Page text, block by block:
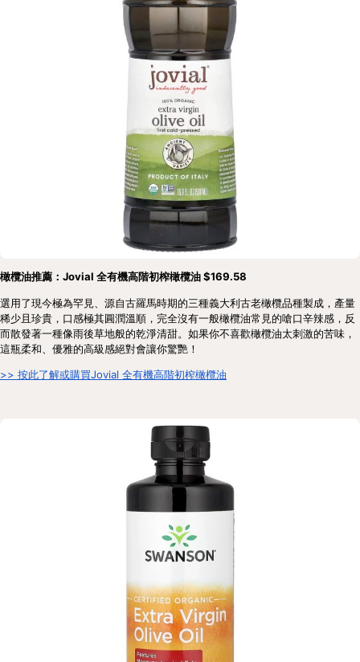
橄欖油推薦：Jovial 全有機高階初榨橄欖油 $169.58
選用了現今極為罕見、源自古羅馬時期的三種義大利古老橄欖品種製成，產量
稀少且珍貴，口感極其圓潤溫順，完全沒有一般橄欖油常見的嗆口辛辣感，反
而散發著一種像雨後草地般的乾淨清甜。如果你不喜歡橄欖油太刺激的苦味，
這瓶柔和、優雅的高級感絕對會讓你驚艷！
>> 按此了解或購買Jovial 全有機高階初榨橄欖油